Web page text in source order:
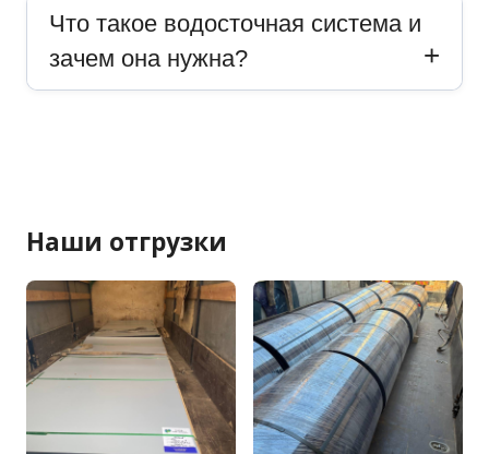
Что такое водосточная система и
зачем она нужна?
Наши отгрузки